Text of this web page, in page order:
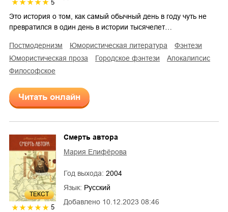
5
Это история о том, как самый обычный день в году чуть не
превратился в один день в истории тысячелет…
постмодернизм юмористическая литература
фэнтези
юмористическая проза
городское фэнтези
апокалипсис
философское
Читать онлайн
ТЕКСТ
5
Добавлено 10.12.2023 08:46
Смерть автора
Мария Елифёрова
Год выхода: 2004
Язык: Русский